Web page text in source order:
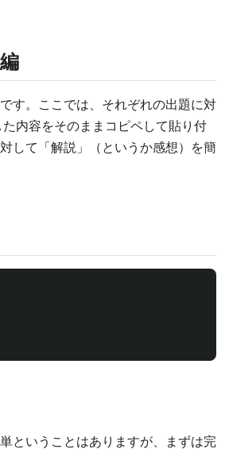
す。ここでは、それぞれの出題に対
内容をそのままコピペして貼り付
して「解説」（というか感想）を簡
ということはありますが、まずは完